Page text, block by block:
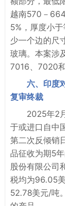
越南570－
5%，厚度小
少一个边的尺
玻璃。本案涉
7016、7020
六、印度
复审终裁
2025年2
于或进口自中
第二次反倾销
品征收为期5
股份有限公司
税均为96.05
52.78美元/吨